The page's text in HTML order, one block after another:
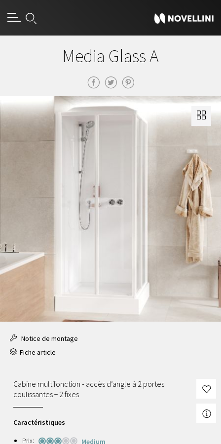
Media Glass A
Notice de montage
Fiche article
Cabine multifonction - accès d’angle à 2 portes
coulissantes + 2 fixes
Caractéristiques
Prix:
Medium